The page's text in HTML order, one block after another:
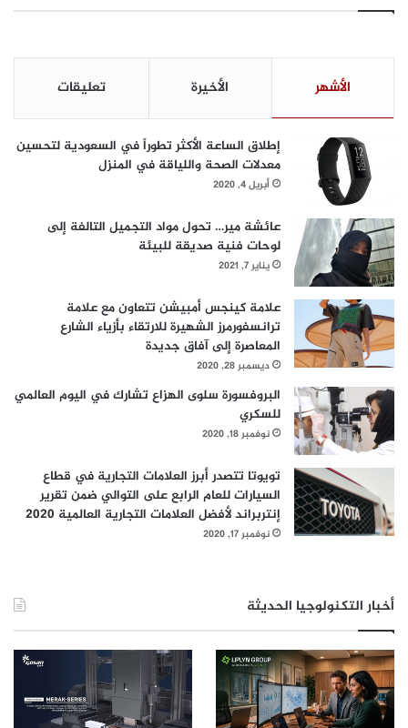
الأشهر الأخيرة تعليقات
إطلاق الساعة الأكثر تطوراً في السعودية لتحسين
معدلات الصحة واللياقة في المنزل
أبريل 4, 2020
عائشة مير… تحول مواد التجميل التالفة إلى
لوحات فنية صديقة للبيئة
يناير 7, 2021
علامة كينجس أمبيشن تتعاون مع علامة
ترانسفورمرز الشهيرة للارتقاء بأزياء الشارع
المعاصرة إلى آفاق جديدة
ديسمبر 28, 2020
البروفسورة سلوى الهزاع تشارك في اليوم العالمي
للسكري
نوفمبر 18, 2020
تويوتا تتصدر أبرز العلامات التجارية في قطاع
السيارات للعام الرابع على التوالي ضمن تقرير
إنتربراند لأفضل العلامات التجارية العالمية 2020
نوفمبر 17, 2020
أخبار التكنولوجيا الحديثة